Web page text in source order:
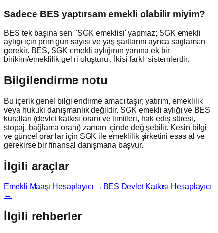
Sadece BES yaptırsam emekli olabilir miyim?
BES tek başına seni 'SGK emeklisi' yapmaz; SGK emekli
aylığı için prim gün sayısı ve yaş şartlarını ayrıca sağlaman
gerekir. BES, SGK emekli aylığının yanına ek bir
birikim/emeklilik geliri oluşturur. İkisi farklı sistemlerdir.
Bilgilendirme notu
Bu içerik genel bilgilendirme amacı taşır; yatırım, emeklilik
veya hukuki danışmanlık değildir. SGK emekli aylığı ve BES
kuralları (devlet katkısı oranı ve limitleri, hak ediş süresi,
stopaj, bağlama oranı) zaman içinde değişebilir. Kesin bilgi
ve güncel oranlar için SGK ile emeklilik şirketini esas al ve
gerekirse bir finansal danışmana başvur.
İlgili araçlar
Emekli Maaşı Hesaplayıcı → BES Devlet Katkısı Hesaplayıcı
→
İlgili rehberler